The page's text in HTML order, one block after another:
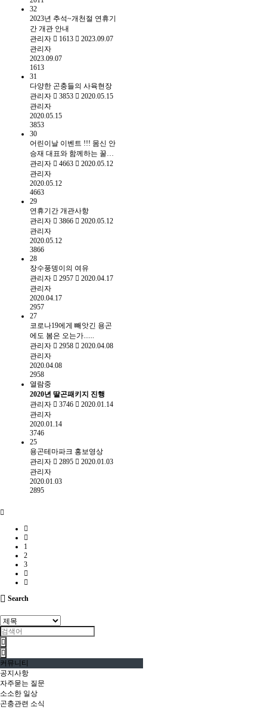
32
2023년 추석~개천절 연휴기
간 개관 안내
관리자
1613
2023.09.07
관리자
2023.09.07
1613
31
다양한 곤충들의 사육현장
관리자
3853
2020.05.15
관리자
2020.05.15
3853
30
어린이날 이벤트 !!! 몸신 안
승재 대표와 함께하는 꿀…
관리자
4663
2020.05.12
관리자
2020.05.12
4663
29
연휴기간 개관사항
관리자
3866
2020.05.12
관리자
2020.05.12
3866
28
장수풍뎅이의 여유
관리자
2957
2020.04.17
관리자
2020.04.17
2957
27
코로나19에게 빼앗긴 용곤
에도 봄은 오는가......
관리자
2958
2020.04.08
관리자
2020.04.08
2958
열람중
2020년 딸곤패키지 진행
관리자
3746
2020.01.14
관리자
2020.01.14
3746
25
용곤테마파크 홍보영상
관리자
2895
2020.01.03
관리자
2020.01.03
2895
1
2
3
Search
커뮤니티
공지사항
자주묻는 질문
소소한 일상
곤충관련 소식